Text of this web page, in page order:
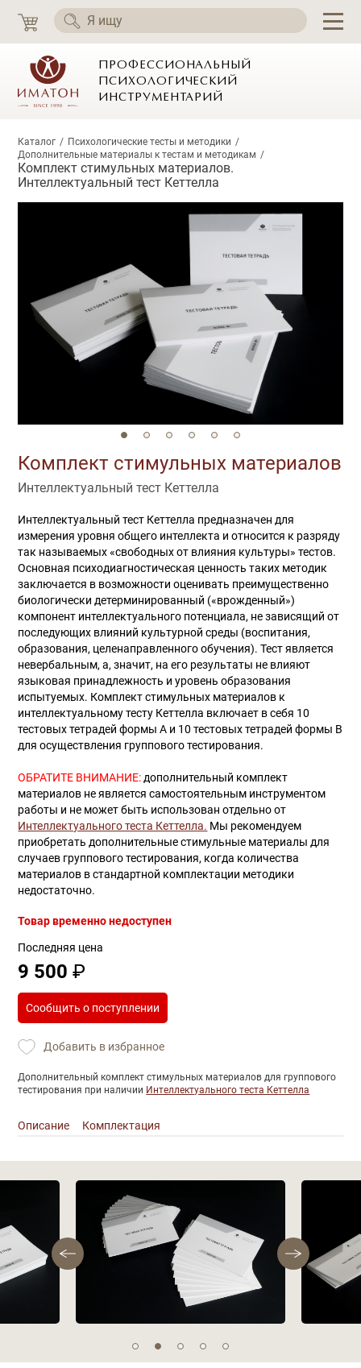
ПРОФЕССИОНАЛЬНЫЙ
ПСИХОЛОГИЧЕСКИЙ
ИНСТРУМЕНТАРИЙ
Каталог
Психологические тесты и методики
Дополнительные материалы к тестам и методикам
Комплект стимульных материалов.
Интеллектуальный тест Кеттелла
Комплект стимульных материалов
Интеллектуальный тест Кеттелла
Интеллектуальный тест Кеттелла предназначен для
измерения уровня общего интеллекта и относится к разряду
так называемых «свободных от влияния культуры» тестов.
Основная психодиагностическая ценность таких методик
заключается в возможности оценивать преимущественно
биологически детерминированный («врожденный»)
компонент интеллектуального потенциала, не зависящий от
последующих влияний культурной среды (воспитания,
образования, целенаправленного обучения). Тест является
невербальным, а, значит, на его результаты не влияют
языковая принадлежность и уровень образования
испытуемых. Комплект стимульных материалов к
интеллектуальному тесту Кеттелла включает в себя 10
тестовых тетрадей формы А и 10 тестовых тетрадей формы В
для осуществления группового тестирования.
ОБРАТИТЕ ВНИМАНИЕ:дополнительный комплект
материалов не является самостоятельным инструментом
работы и не может быть использован отдельно от
Интеллектуального теста Кеттелла. Мы рекомендуем
приобретать дополнительные стимульные материалы для
случаев группового тестирования, когда количества
материалов в стандартной комплектации методики
недостаточно.
Товар временно недоступен
Последняя цена
9 500 ₽
Сообщить о поступлении
Добавить в избранное
Дополнительный комплект стимульных материалов для группового
тестирования при наличии Интеллектуального теста Кеттелла
Описание Комплектация
Описание
Фотографии